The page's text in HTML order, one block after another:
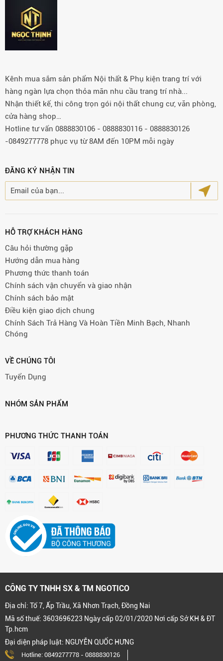
Kênh mua sắm sản phẩm Nội thất & Phụ kiện trang trí với
hàng ngàn lựa chọn thỏa mãn nhu cầu trang trí nhà...
Nhận thiết kế, thi công trọn gói nội thất chung cư, văn phòng,
cửa hàng shop…
Hotline tư vấn 0888830106 - 0888830116 - 0888830126
-0849277778 phục vụ từ 8AM đến 10PM mỗi ngày
ĐĂNG KÝ NHẬN TIN
HỖ TRỢ KHÁCH HÀNG
Câu hỏi thường gặp
Hướng dẫn mua hàng
Phương thức thanh toán
Chính sách vận chuyển và giao nhận
Chính sách bảo mật
Điều kiện giao dịch chung
Chính Sách Trả Hàng Và Hoàn Tiền Minh Bạch, Nhanh
Chóng
VỀ CHÚNG TÔI
Tuyển Dụng
NHÓM SẢN PHẨM
PHƯƠNG THỨC THANH TOÁN
CÔNG TY TNHH SX & TM NGOTICO
Địa chỉ: Tổ 7, Ấp Trầu, Xã Nhơn Trạch, Đồng Nai
Mã số thuế: 3603696223 Ngày cấp 02/01/2020 Nơi cấp Sở KH & ĐT
Tp.hcm
Đại diện pháp luật: NGUYỄN QUỐC HƯNG
Hotline: 0849277778 - 0888830126